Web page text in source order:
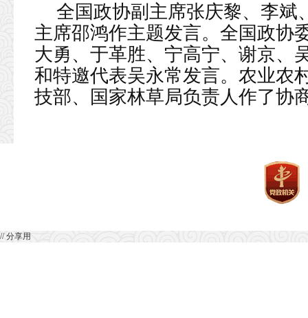
全国政协副主席张庆黎、李斌
主席邵鸿作主题发言。全国政协
大勇、于革胜、宁高宁、谢京、
和特邀代表吴永常发言。农业农
技部、国家林草局负责人作了协
// 分享用